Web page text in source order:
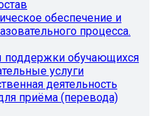
обеспечение и
процесса.
поддержки обучающихся
услуги
деятельность
приёма (перевода)